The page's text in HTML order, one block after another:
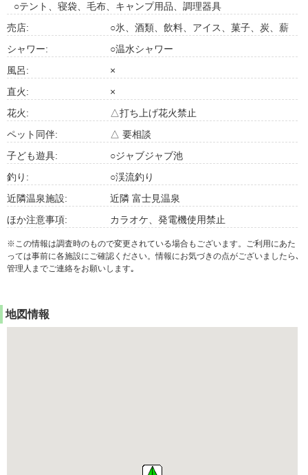
○テント、寝袋、毛布、キャンプ用品、調理器具
売店:
○氷、酒類、飲料、アイス、菓子、炭、薪
シャワー:
○温水シャワー
風呂:
×
直火:
×
花火:
△打ち上げ花火禁止
ペット同伴:
△ 要相談
子ども遊具:
○ジャブジャブ池
釣り:
○渓流釣り
近隣温泉施設:
近隣 富士見温泉
ほか注意事項:
カラオケ、発電機使用禁止
※この情報は調査時のもので変更されている場合もございます。ご利用にあた
っては事前に各施設にご確認ください。情報にお気づきの点がございましたら､
管理人までご連絡をお願いします｡
地図情報